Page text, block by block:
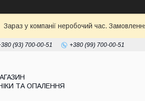
Зараз у компанії неробочий час.
(93) 700-00-51 +380 (99) 700-00-51
ТА ОПАЛЕННЯ